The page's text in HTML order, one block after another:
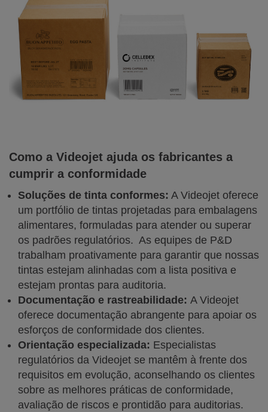
Como a Videojet ajuda os fabricantes a
cumprir a conformidade
Soluções de tinta conformes: A Videojet oferece
um portfólio de tintas projetadas para embalagens
alimentares, formuladas para atender ou superar
os padrões regulatórios. As equipes de P&D
trabalham proativamente para garantir que nossas
tintas estejam alinhadas com a lista positiva e
estejam prontas para auditoria.
Documentação e rastreabilidade: A Videojet
oferece documentação abrangente para apoiar os
esforços de conformidade dos clientes.
Orientação especializada: Especialistas
regulatórios da Videojet se mantêm à frente dos
requisitos em evolução, aconselhando os clientes
sobre as melhores práticas de conformidade,
avaliação de riscos e prontidão para auditorias.